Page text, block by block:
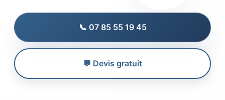
📞 07 85 55 19 45
💬 Devis gratuit